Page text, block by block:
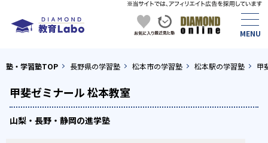
塾・学習塾TOP 長野県の学習塾 松本市の学習塾 松本駅の学習塾 甲
甲斐ゼミナール 松本教室
山梨・長野・静岡の進学塾